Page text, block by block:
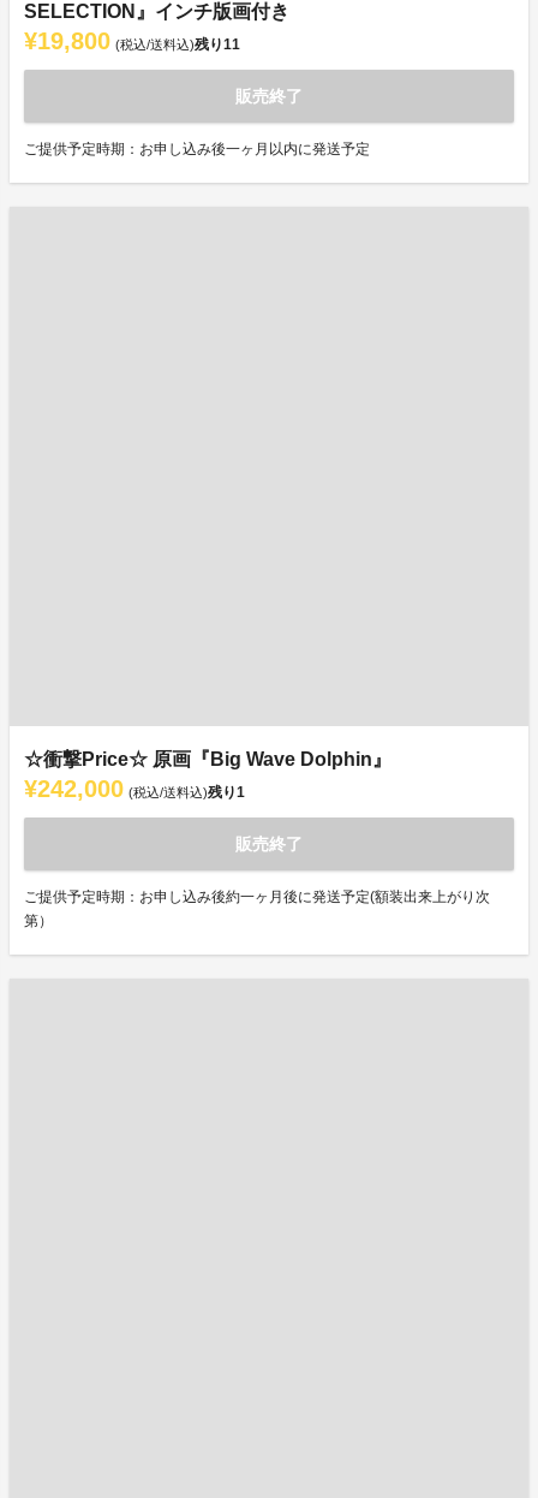
SELECTION』インチ版画付き
¥19,800 (税込/送料込)残り11
販売終了
ご提供予定時期：お申し込み後一ヶ月以内に発送予定
☆衝撃Price☆ 原画『Big Wave Dolphin』
¥242,000 (税込/送料込)残り1
販売終了
ご提供予定時期：お申し込み後約一ヶ月後に発送予定(額装出来上がり次
第）